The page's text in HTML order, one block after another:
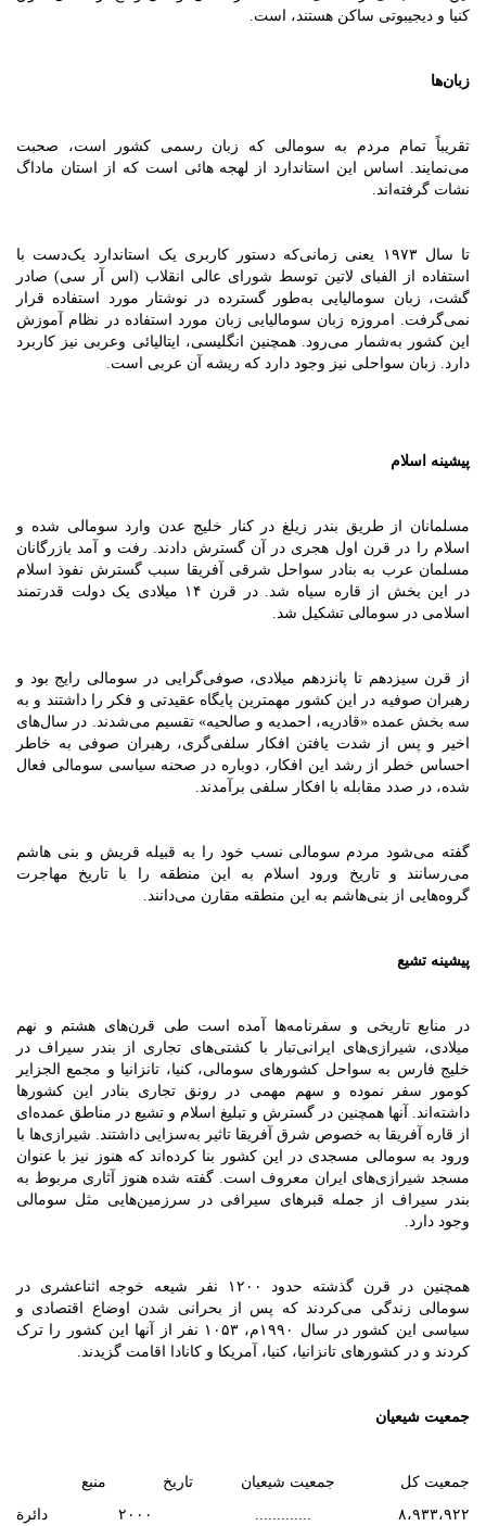
کنیا و دیجیبوتی ساکن هستند، است.
زبان‌ها
تقریباً تمام مردم به سومالی که زبان رسمی کشور است، صحبت
می‌نمایند. اساس این استاندارد از لهجه هائی است که از استان ماداگ
نشات گرفته‌اند.
تا سال ۱۹۷۳ یعنی زمانی‌که دستور کاربری یک استاندارد یک‌دست با
استفاده از الفبای لاتین توسط شورای عالی انقلاب (اس آر سی) صادر
گشت، زبان سومالیایی به‌طور گسترده در نوشتار مورد استفاده قرار
نمی‌گرفت. امروزه زبان سومالیایی زبان مورد استفاده در نظام آموزش
این کشور به‌شمار می‌رود. همچنین انگلیسی، ایتالیائی وعربی نیز کاربرد
دارد. زبان سواحلی نیز وجود دارد که ریشه آن عربی است.
پیشینه اسلام
مسلمانان از طریق بندر زیلغ در کنار خلیج عدن وارد سومالی شده و
اسلام را در قرن اول هجری در آن گسترش دادند. رفت و آمد بازرگانان
مسلمان عرب به بنادر سواحل شرقی آفریقا سبب گسترش نفوذ اسلام
در این بخش از قاره سیاه شد. در قرن ۱۴ میلادی یک دولت قدرتمند
اسلامی در سومالی تشکیل شد.
از قرن سیزدهم تا پانزدهم میلادی، صوفی‏‌گرایی در سومالی رایج بود و
رهبران صوفیه در این کشور مهم‏ترین پایگاه عقیدتی و فکر را داشتند و به
سه بخش عمده «قادریه، احمدیه و صالحیه» تقسیم‏ می‏‌شدند. در سال‏‌های
اخیر و پس از شدت‏ یافتن افکار سلفی‏‌گری، رهبران صوفی به خاطر
احساس‏ خطر‏ از رشد این افکار، دوباره در صحنه سیاسی سومالی فعال‏
شده، در صدد مقابله با افکار سلفی برآمدند.
گفته می‌شود مردم سومالی نسب خود را به قبیله قریش و بنی هاشم
می‌رسانند و تاریخ ورود اسلام به این منطقه را با تاریخ مهاجرت
گروه‌هایی از بنی‌هاشم به این منطقه مقارن می‌دانند.
پیشینه تشیع
در منابع تاریخی و سفرنامه‌ها آمده است طی قرن‌های هشتم و نهم
میلادی، شیرازی‌های ایرانی‌تبار با کشتی‌های تجاری از بندر سیراف در
خلیج فارس به سواحل کشورهای سومالی، کنیا، تانزانیا و مجمع الجزایر
کومور سفر نموده و سهم مهمی در رونق تجاری بنادر این کشورها
داشته‌اند. آنها همچنین در گسترش و تبلیغ اسلام و تشیع در مناطق عمده‌ای
از قاره آفریقا به خصوص شرق آفریقا تاثیر به‌سزایی داشتند. شیرازی‌ها با
ورود به سومالی مسجدی در این کشور بنا کرده‌اند که هنوز نیز با ‌عنوان
مسجد شیرازی‌های ایران معروف است. گفته شده هنوز آثاری مربوط به
بندر سيراف از جمله قبرهای سيرافی در سرزمين‌هايی مثل سومالی
وجود دارد.
همچنین در قرن گذشته حدود ۱۲۰۰ نفر شیعه خوجه اثناعشری در
سومالی زندگی می‌کردند که پس از بحرانی شدن اوضاع اقتصادی و
سیاسی این کشور در سال ۱۹۹۰م، ۱۰۵۳ نفر از آنها این کشور را ترک
کردند و در کشورهای تانزانیا، کنیا، آمریکا و کانادا اقامت گزیدند.
جمعیت شیعیان
جمعیت کل جمعیت شیعیان تاریخ منبع
۸،۹۳۳،۹۲۲ ............. ۲۰۰۰ دائرة